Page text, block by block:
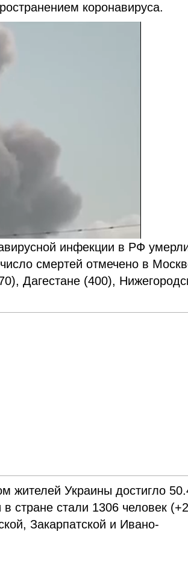
коронавируса.
инфекции в РФ
смертей отмечено в
Дагестане (400),
жителей Украины достигло
стране стали 1306 человек
Закарпатской и Ивано-